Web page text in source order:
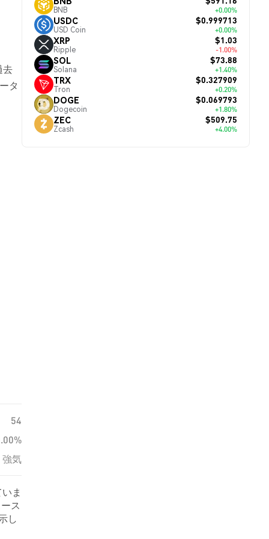
去
タ
54
強気
ま
ス
し
BNB +0.00%
USDC
USD Coin
$0.999713
+0.00%
XRP
Ripple
$1.03
-1.00%
SOL
Solana
$73.88
+1.40%
TRX
Tron
$0.327909
+0.20%
DOGE
Dogecoin
$0.069793
+1.80%
ZEC
Zcash
$509.75
+4.00%